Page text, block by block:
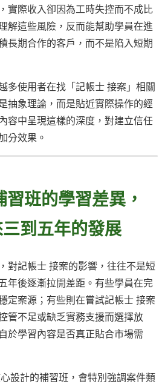
實際收入卻因為工時失控而不成比
解這些風險，反而能幫助學員在進
長期合作的客戶，而不是陷入短期
多使用者在找「記帳士 接案」相關
抽象理論，而是貼近實際操作的經
容中呈現這樣的深度，對建立信任
分效果。
班的學習差異，
到五年的發展
對記帳士 接案的影響，往往不是短
年後逐漸拉開差距。有些學員在完
定案源；有些則在嘗試記帳士 接案
管不足或缺乏實務支援而選擇放
於學習內容是否真正貼合市場需
設計的補習班，會特別強調案件類